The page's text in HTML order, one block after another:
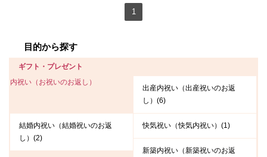
1
目的から探す
ギフト・プレゼント
内祝い（お祝いのお返し）
出産内祝い（出産祝いのお返
し）(6)
結婚内祝い（結婚祝いのお返
し）(2)
快気祝い（快気内祝い）(1)
新築内祝い（新築祝いのお返